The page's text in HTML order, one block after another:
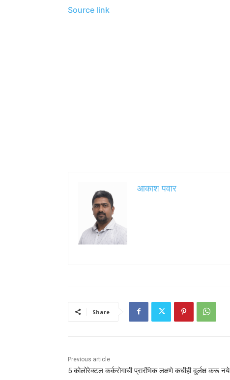
Source link
आकाश पवार
Share
Previous article
5 कोलोरेक्टल कर्करोगाची प्रारंभिक लक्षणे कधीही दुर्लक्ष करू नये